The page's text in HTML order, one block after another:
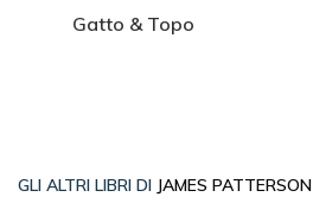
Gatto & Topo
GLI ALTRI LIBRI DI JAMES PATTERSON